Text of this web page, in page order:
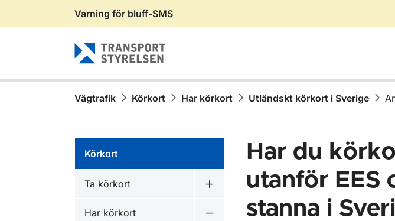
Gå till sidans innehåll
Varning för bluff-SMS
Vägtrafik Körkort Har körkort Utländskt körkort i Sverige
Körkort
Ta körkort
Undermeny för Ta körkort
Har körkort
Har du
utanför EES
stanna i